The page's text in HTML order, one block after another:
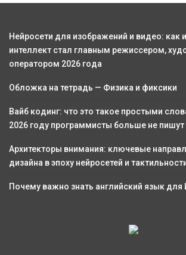
Нейросети для изображений и видео: как
интеллект стал главным режиссером,
оператором 2026 года
Обложка на тетрадь — Физика и фиксики
Вайб кодинг: что это такое простыми
2026 году программисты больше не
Архитекторы внимания: ключевые
дизайна в эпоху нейросетей и
Почему важно знать английский язык